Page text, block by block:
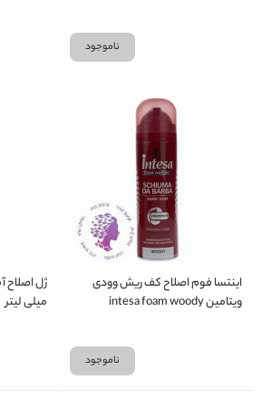
ناموجود
اینتسا فوم اصلاح کف ریش وودی
ویتامین intesa foam woody
ناموجود
میلی لیتر